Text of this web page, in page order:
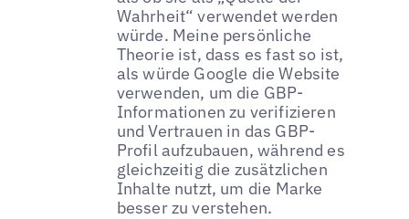
Wahrheit“ verwendet werden
würde. Meine persönliche
Theorie ist, dass es fast so ist,
als würde Google die Website
verwenden, um die GBP-
Informationen zu verifizieren
und Vertrauen in das GBP-
Profil aufzubauen, während es
gleichzeitig die zusätzlichen
Inhalte nutzt, um die Marke
besser zu verstehen.